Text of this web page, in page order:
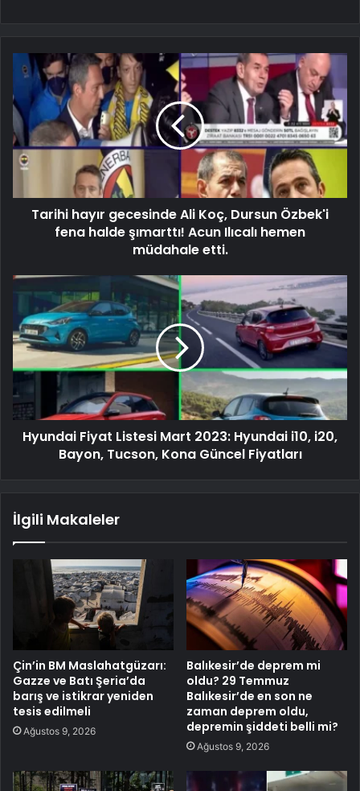
Tarihi hayır gecesinde Ali Koç, Dursun Özbek'i
fena halde şımarttı! Acun Ilıcalı hemen
müdahale etti.
Hyundai Fiyat Listesi Mart 2023: Hyundai i10, i20,
Bayon, Tucson, Kona Güncel Fiyatları
İlgili Makaleler
Çin’in BM Maslahatgüzarı:
Gazze ve Batı Şeria’da
barış ve istikrar yeniden
tesis edilmeli
Ağustos 9, 2026
Balıkesir’de deprem mi
oldu? 29 Temmuz
Balıkesir’de en son ne
zaman deprem oldu,
depremin şiddeti belli mi?
Ağustos 9, 2026